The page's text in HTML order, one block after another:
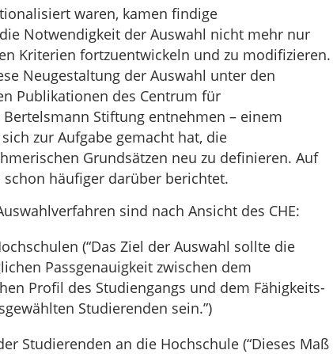
waren, kamen findige
Notwendigkeit der Auswahl nicht mehr nur
Kriterien fortzuentwickeln und zu modifizieren.
Neugestaltung der Auswahl unter den
Publikationen des Centrum für
Stiftung entnehmen – einem
zur Aufgabe gemacht hat, die
Grundsätzen neu zu definieren. Auf
häufiger darüber berichtet.
sind nach Ansicht des CHE:
(“Das Ziel der Auswahl sollte die
Passgenauigkeit zwischen dem
Profil des Studiengangs und dem Fähigkeits-
Studierenden sein.”)
Studierenden an die Hochschule (“Dieses Maß